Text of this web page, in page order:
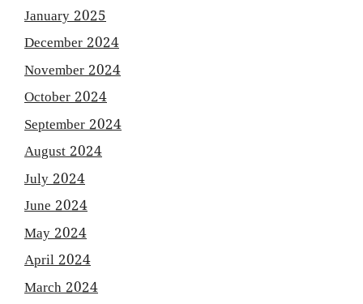
January 2025
December 2024
November 2024
October 2024
September 2024
August 2024
July 2024
June 2024
May 2024
April 2024
March 2024